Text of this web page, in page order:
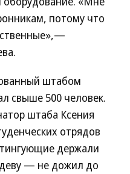
потому что
штабом
свыше 500 человек.
штаба Ксения
отрядов
держали
— не дожил до